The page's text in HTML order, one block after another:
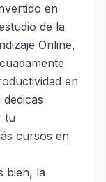
en
de la
Online,
en
tu
cursos en
bien, la